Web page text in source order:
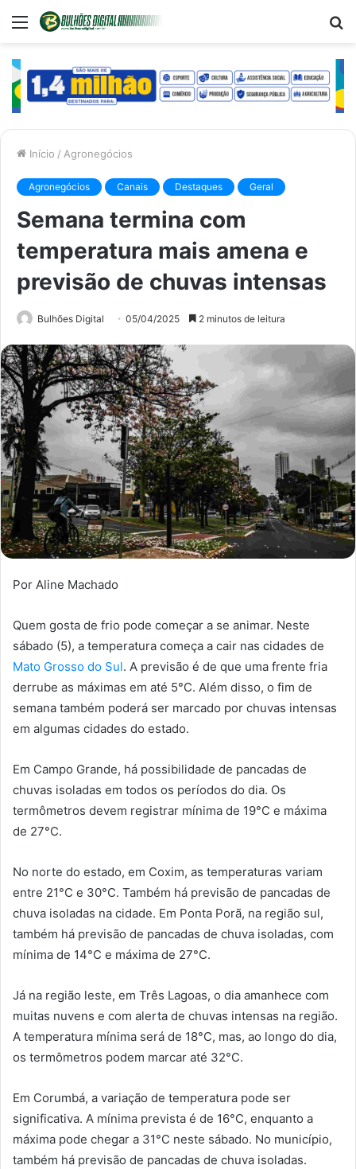
Menu
Início / Agronegócios
Agronegócios Canais Destaques Geral
Semana termina com
temperatura mais amena e
previsão de chuvas intensas
Bulhões Digital 05/04/2025 2 minutos de leitura
Por Aline Machado
Quem gosta de frio pode começar a se animar. Neste
sábado (5), a temperatura começa a cair nas cidades de
Mato Grosso do Sul. A previsão é de que uma frente fria
derrube as máximas em até 5°C. Além disso, o fim de
semana também poderá ser marcado por chuvas intensas
em algumas cidades do estado.
Em Campo Grande, há possibilidade de pancadas de
chuvas isoladas em todos os períodos do dia. Os
termômetros devem registrar mínima de 19°C e máxima
de 27°C.
No norte do estado, em Coxim, as temperaturas variam
entre 21°C e 30°C. Também há previsão de pancadas de
chuva isoladas na cidade. Em Ponta Porã, na região sul,
também há previsão de pancadas de chuva isoladas, com
mínima de 14°C e máxima de 27°C.
Já na região leste, em Três Lagoas, o dia amanhece com
muitas nuvens e com alerta de chuvas intensas na região.
A temperatura mínima será de 18°C, mas, ao longo do dia,
os termômetros podem marcar até 32°C.
Em Corumbá, a variação de temperatura pode ser
significativa. A mínima prevista é de 16°C, enquanto a
máxima pode chegar a 31°C neste sábado. No município,
também há previsão de pancadas de chuva isoladas.